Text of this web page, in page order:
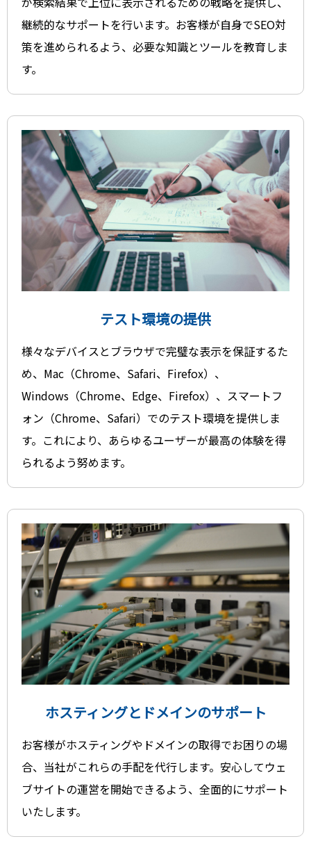
継続的なサポートを行います。お客様が自身でSEO対
策を進められるよう、必要な知識とツールを教育しま
す。
テスト環境の提供
様々なデバイスとブラウザで完璧な表示を保証するた
め、Mac（Chrome、Safari、Firefox）、
Windows（Chrome、Edge、Firefox）、スマートフ
ォン（Chrome、Safari）でのテスト環境を提供しま
す。これにより、あらゆるユーザーが最高の体験を得
られるよう努めます。
ホスティングとドメインのサポート
お客様がホスティングやドメインの取得でお困りの場
合、当社がこれらの手配を代行します。安心してウェ
ブサイトの運営を開始できるよう、全面的にサポート
いたします。